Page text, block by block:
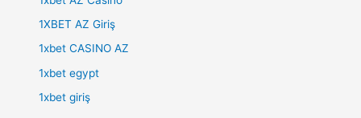
1XBET AZ Giriş
1xbet CASINO AZ
1xbet egypt
1xbet giriş